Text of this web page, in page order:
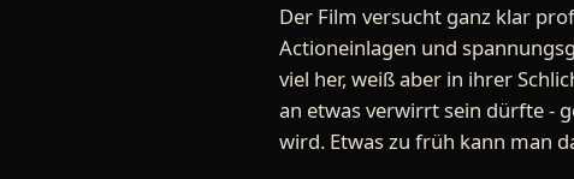
Der Film versucht ganz klar
Actioneinlagen und
viel her, weiß aber in ihrer
an etwas verwirrt sein dürfte -
wird. Etwas zu früh kann man